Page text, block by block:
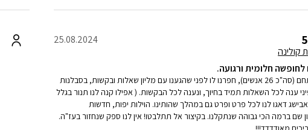
5
קולינה
25.08.2024
חלומית ורגועה.
לקחנו את כל המתחם (סה"כ 26 אנשים), חפרנו לו לפני שהגענו עם מליון שאלות ובקשות, בסבלנות
ענה לכל השאלות תמיד בחיוך, ונענה לכל הבקשות. ( אפילו קנה לנו תנור בגלל
דאגו לנו לכל פרט ופרט גם במהלך שהותינו. הוילות יפות, חדשות
שם ברמה הכי גבוהה שנתקלנו. בקיצור אל תתלבטו! אין לנו ספק שנחזור בעז"ה.